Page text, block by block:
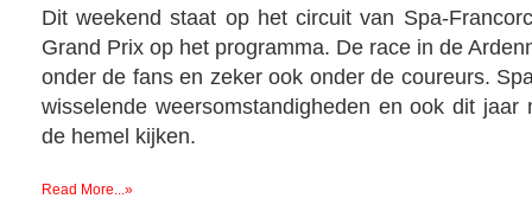
Dit weekend staat op het circuit van Spa-
Grand Prix op het programma. De race in de
onder de fans en zeker ook onder de coureurs.
wisselende weersomstandigheden en ook dit jaar
de hemel kijken.
Read More...»